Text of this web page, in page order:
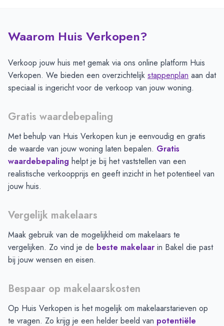
Waarom Huis Verkopen?
Verkoop jouw huis met gemak via ons online platform Huis
Verkopen. We bieden een overzichtelijk stappenplan aan dat
speciaal is ingericht voor de verkoop van jouw woning.
Gratis waardebepaling
Met behulp van Huis Verkopen kun je eenvoudig en gratis
de waarde van jouw woning laten bepalen. Gratis
waardebepaling helpt je bij het vaststellen van een
realistische verkoopprijs en geeft inzicht in het potentieel van
jouw huis.
Vergelijk makelaars
Maak gebruik van de mogelijkheid om makelaars te
vergelijken. Zo vind je de beste makelaar in Bakel die past
bij jouw wensen en eisen.
Bespaar op makelaarskosten
Op Huis Verkopen is het mogelijk om makelaarstarieven op
te vragen. Zo krijg je een helder beeld van potentiële